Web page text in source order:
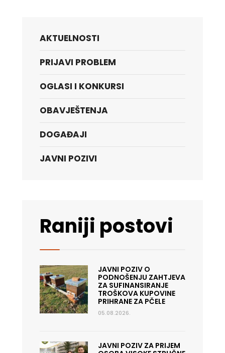
AKTUELNOSTI
PRIJAVI PROBLEM
OGLASI I KONKURSI
OBAVJEŠTENJA
DOGAĐAJI
JAVNI POZIVI
Raniji postovi
JAVNI POZIV O
PODNOŠENJU ZAHTJEVA
ZA SUFINANSIRANJE
TROŠKOVA KUPOVINE
PRIHRANE ZA PČELE
05.08.2026.
JAVNI POZIV ZA PRIJEM